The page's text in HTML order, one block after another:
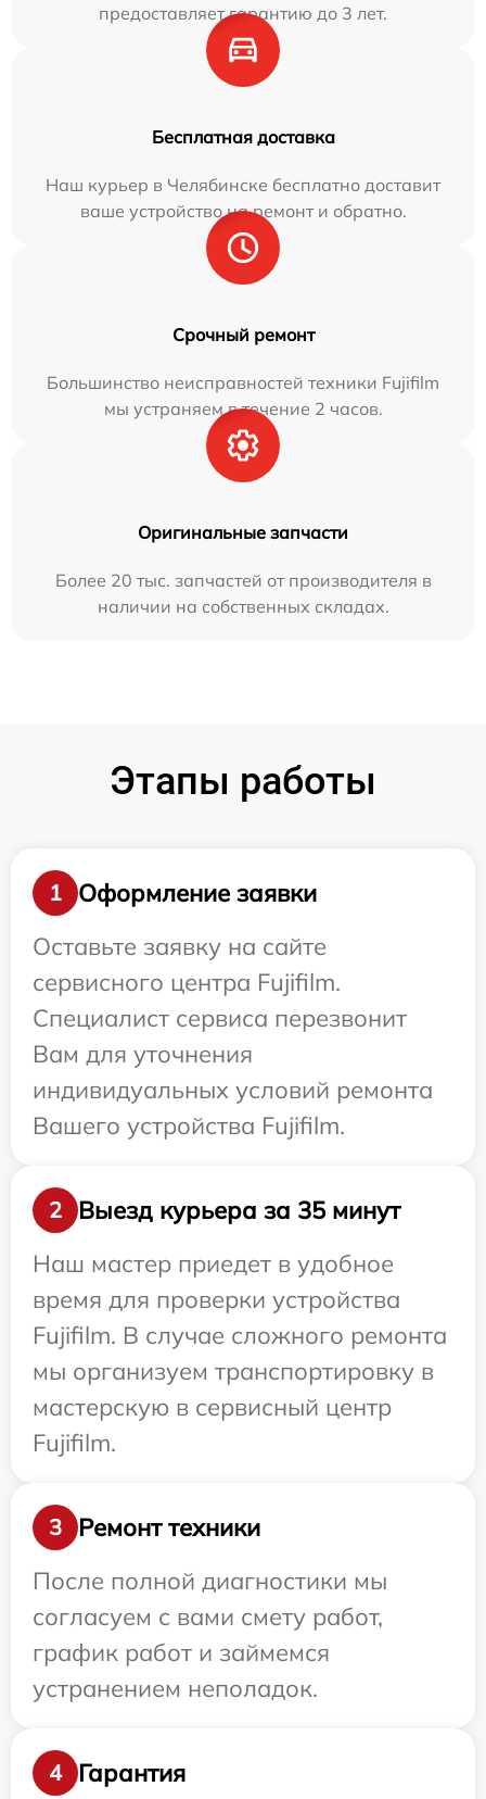
предоставляет гарантию до 3 лет.
Бесплатная доставка
Наш курьер в Челябинске бесплатно доставит
ваше устройство на ремонт и обратно.
Срочный ремонт
Большинство неисправностей техники Fujifilm
мы устраняем в течение 2 часов.
Оригинальные запчасти
Более 20 тыс. запчастей от производителя в
наличии на собственных складах.
Этапы работы
1
Оформление заявки
Оставьте заявку на сайте
сервисного центра Fujifilm.
Специалист сервиса перезвонит
Вам для уточнения
индивидуальных условий ремонта
Вашего устройства Fujifilm.
2
Выезд курьера за 35 минут
Наш мастер приедет в удобное
время для проверки устройства
Fujifilm. В случае сложного ремонта
мы организуем транспортировку в
мастерскую в сервисный центр
Fujifilm.
3
Ремонт техники
После полной диагностики мы
согласуем с вами смету работ,
график работ и займемся
устранением неполадок.
4 Гарантия